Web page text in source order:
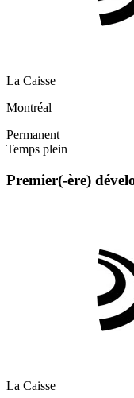
La Caisse
Montréal
Permanent
Temps plein
Premier(-ère)
La Caisse